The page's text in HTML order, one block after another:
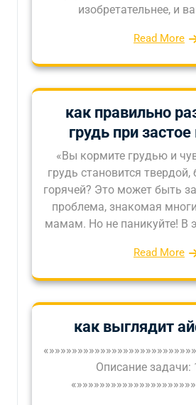
изобретательнее, и
Read More
как правильно
грудь при
«Вы кормите грудью и
грудь становится твердой,
горячей? Это может быть
проблема, знакомая
мамам. Но не паникуйте! В
Read More
как выглядит
Описание задачи: